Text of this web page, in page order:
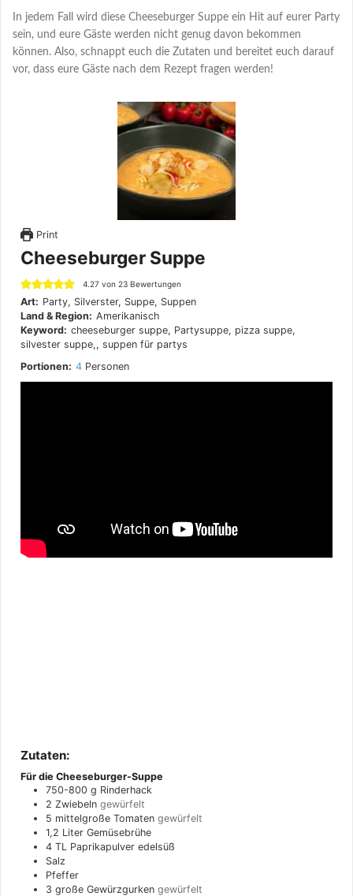
In jedem Fall wird diese Cheeseburger Suppe ein Hit auf eurer Party
sein, und eure Gäste werden nicht genug davon bekommen
können. Also, schnappt euch die Zutaten und bereitet euch darauf
vor, dass eure Gäste nach dem Rezept fragen werden!
Print
Cheeseburger Suppe
4.27 von 23 Bewertungen
Art: Party, Silverster, Suppe, Suppen
Land & Region: Amerikanisch
Keyword: cheeseburger suppe, Partysuppe, pizza suppe,
silvester suppe,, suppen für partys
Portionen: 4 Personen
Zutaten:
Für die Cheeseburger-Suppe
750-800 g Rinderhack
2 Zwiebeln gewürfelt
5 mittelgroße Tomaten gewürfelt
1,2 Liter Gemüsebrühe
4 TL Paprikapulver edelsüß
Salz
Pfeffer
3 große Gewürzgurken gewürfelt